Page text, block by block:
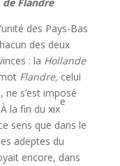
des Pays-Bas
des deux
: la Hollande
Flandre, celui
s’est imposé
la fin du xix
e
sens que dans le
adeptes du
encore, dans